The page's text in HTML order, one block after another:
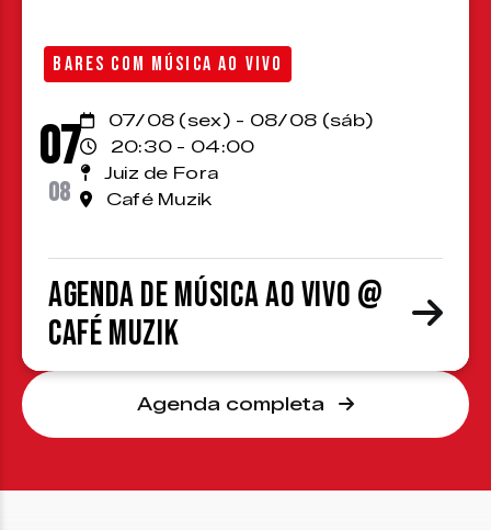
BARES COM MÚSICA AO VIVO
07
08
07/08 (sex) - 08/08 (sáb)
20:30 - 04:00
Juiz de Fora
Café Muzik
Agenda de Música ao Vivo @
Café Muzik
Agenda completa